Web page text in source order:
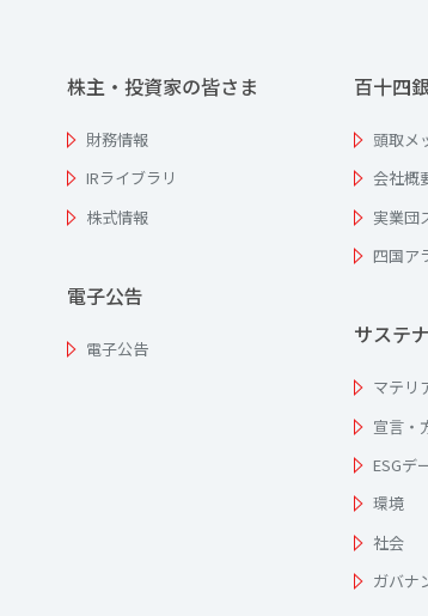
株主・投資家の皆さま
財務情報
IRライブラリ
株式情報
電子公告
電子公告
百十四
頭取メ
会社概
実業団
四国ア
サステ
マテリ
宣言・
ESGデ
環境
社会
ガバナ